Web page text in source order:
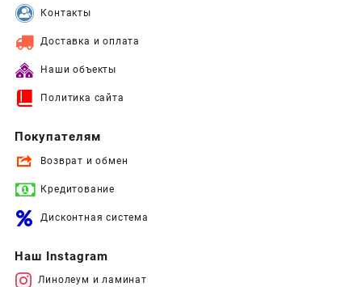
Контакты
Доставка и оплата
Наши объекты
Политика сайта
Покупателям
Возврат и обмен
Кредитование
Дисконтная система
Наш Instagram
Линолеум и ламинат